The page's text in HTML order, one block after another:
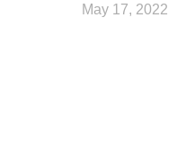
May 17, 2022